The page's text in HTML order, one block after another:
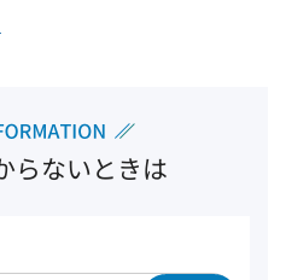
らないときは